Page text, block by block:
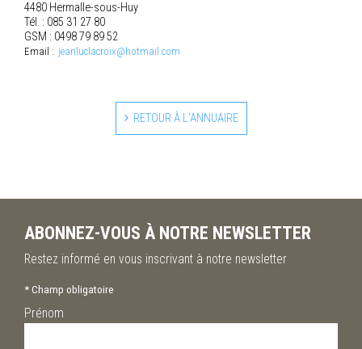
4480 Hermalle-sous-Huy
Tél. : 085 31 27 80
GSM : 0498 79 89 52
Email : jeanluclacroix@hotmail.com
RETOUR À L'ANNUAIRE
ABONNEZ-VOUS À NOTRE NEWSLETTER
Restez informé en vous inscrivant à notre newsletter
*Champ obligatoire
Prénom